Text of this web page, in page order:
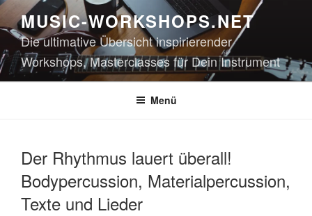
Zum
Inhalt
springen
MUSIC-WORKSHOPS.NET
Die ultimative Übersicht inspirierender
Workshops, Masterclasses für Dein Instrument
Menü
Der Rhythmus lauert überall!
Bodypercussion, Materialpercussion,
Texte und Lieder